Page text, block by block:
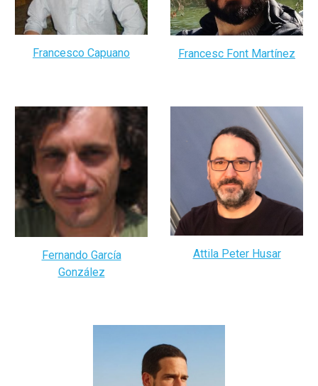
Francesco Capuano Francesc Font Martínez
Fernando García
González
Attila Peter Husar